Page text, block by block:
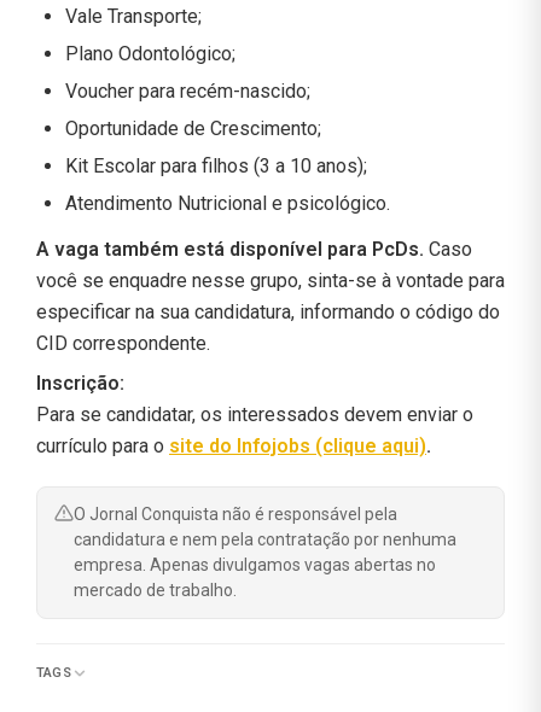
Vale Transporte;
Plano Odontológico;
Voucher para recém-nascido;
Oportunidade de Crescimento;
Kit Escolar para filhos (3 a 10 anos);
Atendimento Nutricional e psicológico.
A vaga também está disponível para PcDs. Caso
você se enquadre nesse grupo, sinta-se à vontade para
especificar na sua candidatura, informando o código do
CID correspondente.
Inscrição:
Para se candidatar, os interessados devem enviar o
currículo para o site do Infojobs (clique aqui).
O Jornal Conquista não é responsável pela
candidatura e nem pela contratação por nenhuma
empresa. Apenas divulgamos vagas abertas no
mercado de trabalho.
TAGS